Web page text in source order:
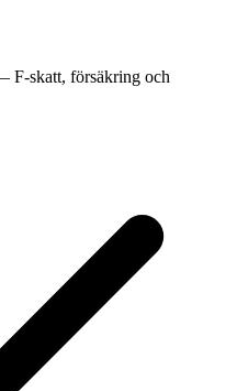
F-skatt, försäkring och